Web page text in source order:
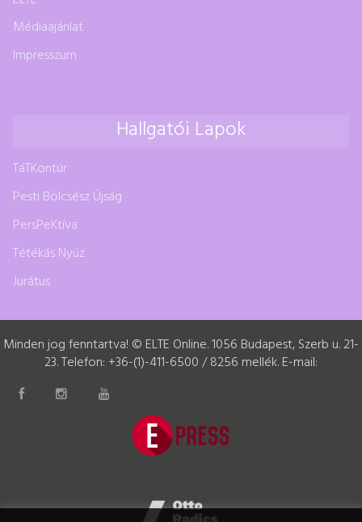
Médiaajánlat
Impresszum
Hallgatói Lapok
TáTKontúr
Pesti Bölcsész Újság
PersPeKtíva
Tétékás Nyúz
Jurátus
Minden jog fenntartva! © ELTE Online. 1056 Budapest, Szerb u. 21-
23. Telefon: +36-(1)-411-6500 / 8256 mellék. E-mail: